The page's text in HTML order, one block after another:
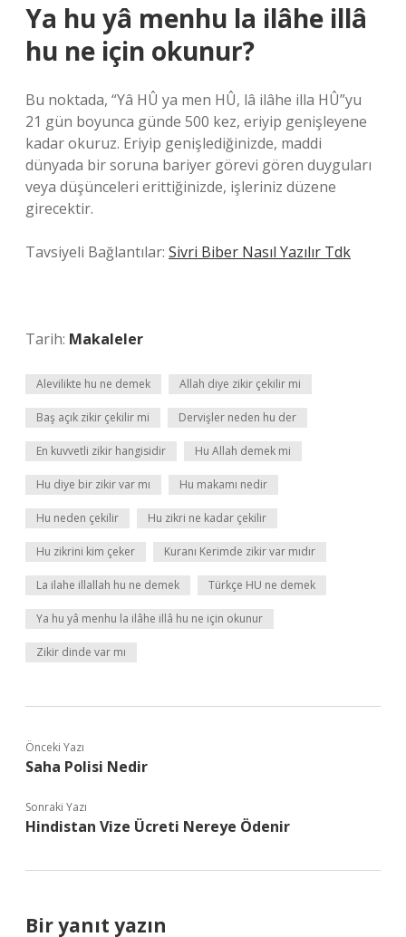
Ya hu yâ menhu la ilâhe illâ
hu ne için okunur?
Bu noktada, “Yâ HÛ ya men HÛ, lâ ilâhe illa HÛ”yu
21 gün boyunca günde 500 kez, eriyip genişleyene
kadar okuruz. Eriyip genişlediğinizde, maddi
dünyada bir soruna bariyer görevi gören duyguları
veya düşünceleri erittiğinizde, işleriniz düzene
girecektir.
Tavsiyeli Bağlantılar: Sivri Biber Nasıl Yazılır Tdk
Tarih: Makaleler
Alevilikte hu ne demek Allah diye zikir çekilir mi
Baş açık zikir çekilir mi Dervişler neden hu der
En kuvvetli zikir hangisidir Hu Allah demek mi
Hu diye bir zikir var mı Hu makamı nedir
Hu neden çekilir Hu zikri ne kadar çekilir
Hu zikrini kim çeker Kuranı Kerimde zikir var mıdır
La ilahe illallah hu ne demek Türkçe HU ne demek
Ya hu yâ menhu la ilâhe illâ hu ne için okunur
Zikir dinde var mı
Önceki Yazı
Saha Polisi Nedir
Sonraki Yazı
Hindistan Vize Ücreti Nereye Ödenir
Bir yanıt yazın